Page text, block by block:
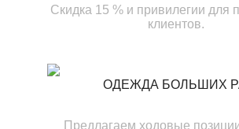
Скидка 15 % и привилегии для
клиентов.
ОДЕЖДА БОЛЬШИХ
Предлагаем ходовые